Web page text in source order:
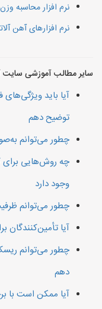
نرم افزار محاسبه
نرم افزارهای آهن
سایر مطالب آموزشی سایت
آیا باید
توضیح دهم
چطور می‌توانم
چه روش‌هایی
وجود دارد
چطور می‌توانم
آیا
چطور می‌توانم
دهم
آیا ممکن است با